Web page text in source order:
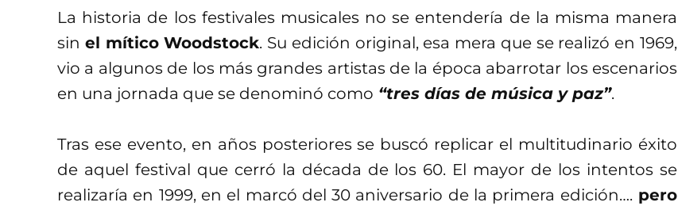
La historia de los festivales musicales no se entendería de la misma manera
sin el mítico Woodstock. Su edición original, esa mera que se realizó en 1969,
vio a algunos de los más grandes artistas de la época abarrotar los escenarios
en una jornada que se denominó como “tres días de música y paz”.
Tras ese evento, en años posteriores se buscó replicar el multitudinario éxito
de aquel festival que cerró la década de los 60. El mayor de los intentos se
realizaría en 1999, en el marcó del 30 aniversario de la primera edición…. pero